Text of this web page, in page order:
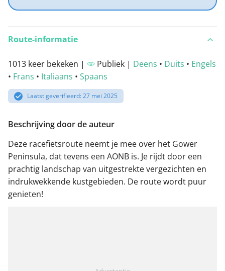
Route-informatie
1013 keer bekeken | Publiek | Deens • Duits • Engels
• Frans • Italiaans • Spaans
Laatst geverifieerd: 27 mei 2025
Beschrijving door de auteur
Deze racefietsroute neemt je mee over het Gower
Peninsula, dat tevens een AONB is. Je rijdt door een
prachtig landschap van uitgestrekte vergezichten en
indrukwekkende kustgebieden. De route wordt puur
genieten!